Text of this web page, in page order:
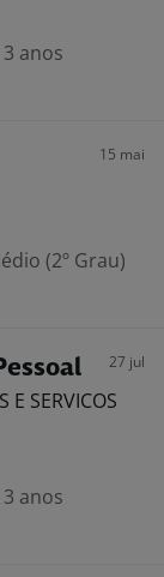
anos
15 mai
(2º Grau)
27 jul
E SERVICOS
anos